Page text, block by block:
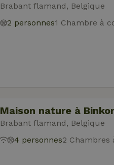
Brabant flamand, Belgique
2 personnes1 Chambre à
Maison nature à
Brabant flamand, Belgique
4 personnes2 Chambres